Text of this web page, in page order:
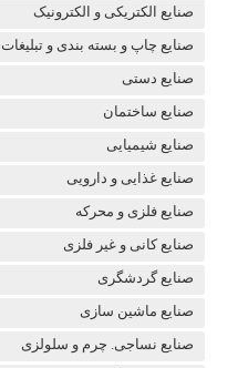
صنایع الکتریکی و الکترونیک
صنایع چاپ و بسته بندی و تبلیغات
صنایع دستی
صنایع ساختمان
صنایع شیمیایی
صنایع غذایی و دارویی
صنایع فلزی و محرکه
صنایع کانی و غیر فلزی
صنایع گردشگری
صنایع ماشین سازی
صنایع نساجی. چرم و سلولزی